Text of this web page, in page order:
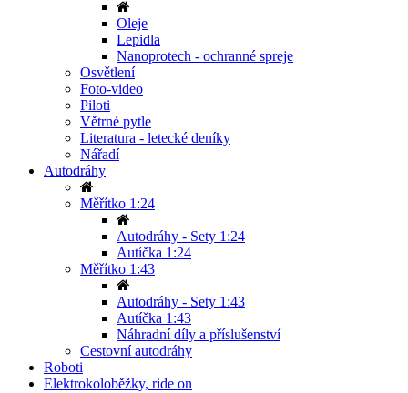
Oleje
Lepidla
Nanoprotech - ochranné spreje
Osvětlení
Foto-video
Piloti
Větrné pytle
Literatura - letecké deníky
Nářadí
Autodráhy
Měřítko 1:24
Autodráhy - Sety 1:24
Autíčka 1:24
Měřítko 1:43
Autodráhy - Sety 1:43
Autíčka 1:43
Náhradní díly a příslušenství
Cestovní autodráhy
Roboti
Elektrokoloběžky, ride on